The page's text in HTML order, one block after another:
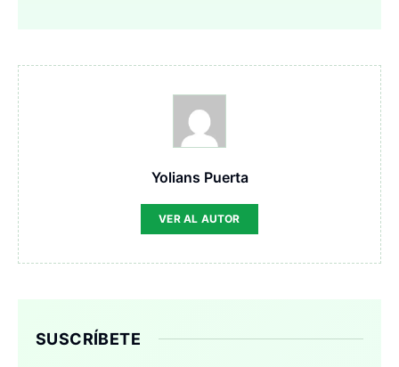
Yolians Puerta
VER AL AUTOR
SUSCRÍBETE